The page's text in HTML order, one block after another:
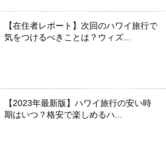
【在住者レポート】次回のハワイ旅行で
気をつけるべきことは？ウィズ...
【2023年最新版】ハワイ旅行の安い時
期はいつ？格安で楽しめるハ...